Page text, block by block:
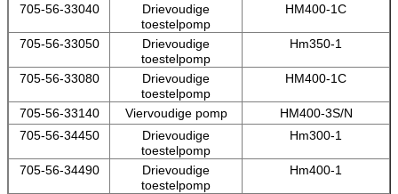
705-56-33040
Drievoudige
toestelpomp
HM400-1C
705-56-33050
Drievoudige
toestelpomp
Hm350-1
705-56-33080
Drievoudige
toestelpomp
HM400-1C
705-56-33140 Viervoudige pomp
HM400-3S/N
705-56-34450
Drievoudige
toestelpomp
Hm300-1
705-56-34490
Drievoudige
toestelpomp
Hm400-1